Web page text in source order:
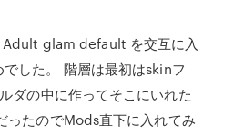
Adult glam default を交互に入
した。 階層は最初はskinフ
ダの中に作ってそこにいれた
ったのでMods直下に入れてみ